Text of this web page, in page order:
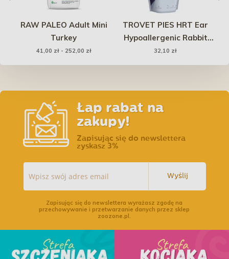
RAW PALEO Adult Mini
Turkey
41,00 zł - 252,00 zł
TROVET PIES HRT Ear
Hypoallergenic Rabbit
Treat (królicze uszy)
100g
32,10 zł
Łap rabat na
zakupy!
Zapisując się do newslettera
zyskasz 3%
Wyślij
Zapisując się do newslettera wyrażasz zgodę na
przechowywanie i przetwarzanie danych przez sklep
zoozone.pl.